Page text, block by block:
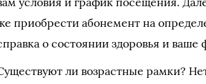
приобрести абонемент на
о состоянии здоровья и ваше
ли возрастные рамки?